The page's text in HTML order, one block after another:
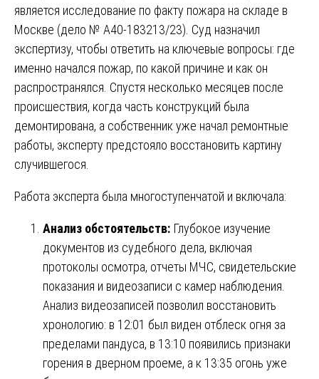
является исследование по факту пожара на складе в
Москве (дело № А40-183213/23). Суд назначил
экспертизу, чтобы ответить на ключевые вопросы: где
именно начался пожар, по какой причине и как он
распространялся. Спустя несколько месяцев после
происшествия, когда часть конструкций была
демонтирована, а собственник уже начал ремонтные
работы, эксперту предстояло восстановить картину
случившегося.
Работа эксперта была многоступенчатой и включала:
Анализ обстоятельств: Глубокое изучение
документов из судебного дела, включая
протоколы осмотра, отчеты МЧС, свидетельские
показания и видеозаписи с камер наблюдения.
Анализ видеозаписей позволил восстановить
хронологию: в 12:01 был виден отблеск огня за
пределами пандуса, в 13:10 появились признаки
горения в дверном проеме, а к 13:35 огонь уже